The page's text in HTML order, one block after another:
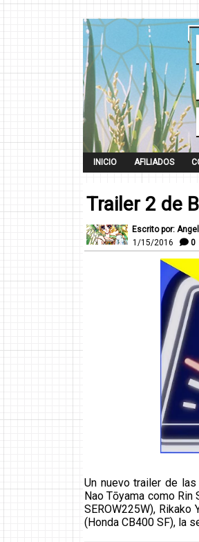
INICIO AFILIADOS
Trailer 2 de
Escrito por:
1/15/2016
0
Un nuevo trailer de
Nao Tōyama como Rin
SEROW225W),
(Honda CB400 SF), la